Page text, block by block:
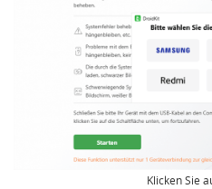
Klicken Sie